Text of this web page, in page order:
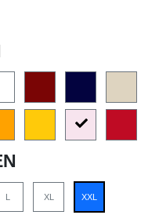
L XL XXL